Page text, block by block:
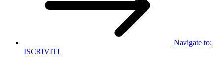
Navigate to:
ISCRIVITI